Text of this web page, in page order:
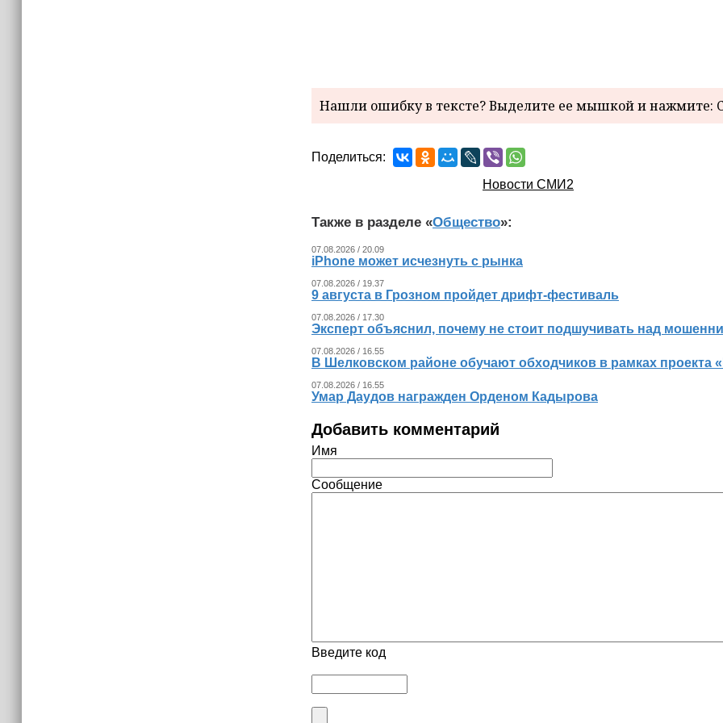
Нашли ошибку в тексте? Выделите ее мышкой и нажмите:
Поделиться:
Новости СМИ2
Также в разделе «Общество»:
07.08.2026 / 20.09
iPhone может исчезнуть с рынка
07.08.2026 / 19.37
9 августа в Грозном пройдет дрифт-фестиваль
07.08.2026 / 17.30
Эксперт объяснил, почему не стоит подшучивать над
07.08.2026 / 16.55
В Шелковском районе обучают обходчиков в рамках
07.08.2026 / 16.55
Умар Даудов награжден Орденом Кадырова
Добавить комментарий
Имя
Сообщение
Введите код